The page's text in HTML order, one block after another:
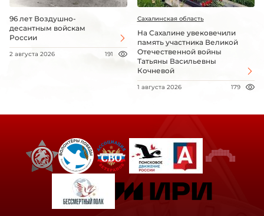
96 лет Воздушно-
десантным войскам
России
2 августа 2026 191
Сахалинская область
На Сахалине увековечили
память участника Великой
Отечественной войны
Татьяны Васильевны
Кочневой
1 августа 2026 179